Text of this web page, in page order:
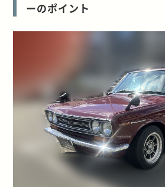
ーのポイント